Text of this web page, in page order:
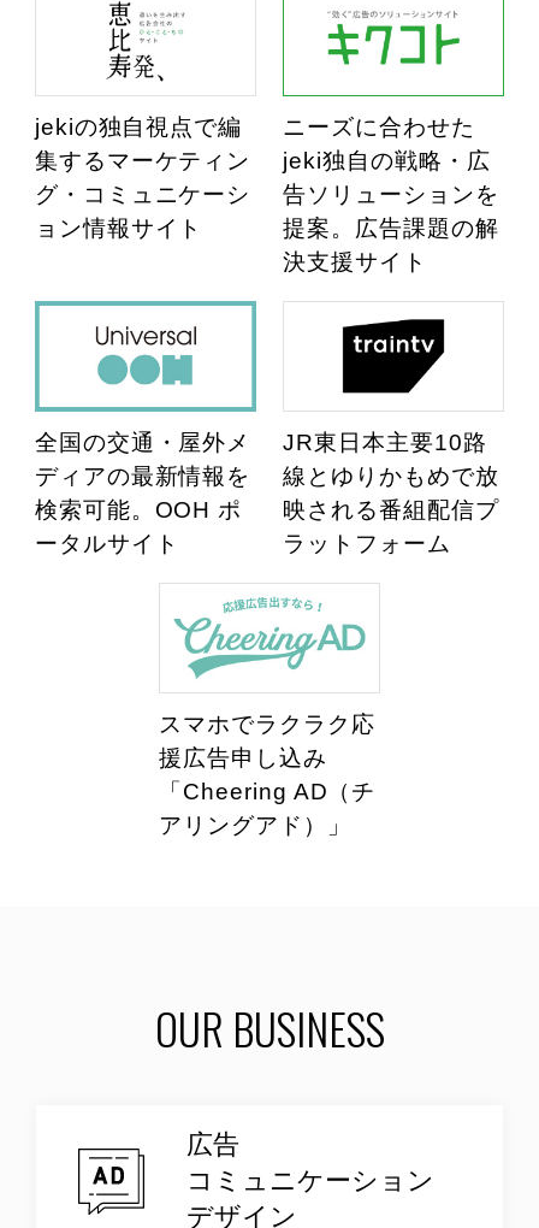
jekiの独自視点で編
集するマーケティン
グ・コミュニケーシ
ョン情報サイト
ニーズに合わせた
jeki独自の戦略・広
告ソリューションを
提案。広告課題の解
決支援サイト
全国の交通・屋外メ
ディアの最新情報を
検索可能。OOH ポ
ータルサイト
JR東日本主要10路
線とゆりかもめで放
映される番組配信プ
ラットフォーム
スマホでラクラク応
援広告申し込み
「Cheering AD（チ
アリングアド）」
OUR BUSINESS
広告
コミュニケーション
デザイン